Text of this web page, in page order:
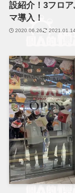
設紹介！3フロ
マ導入！
2020.06.26